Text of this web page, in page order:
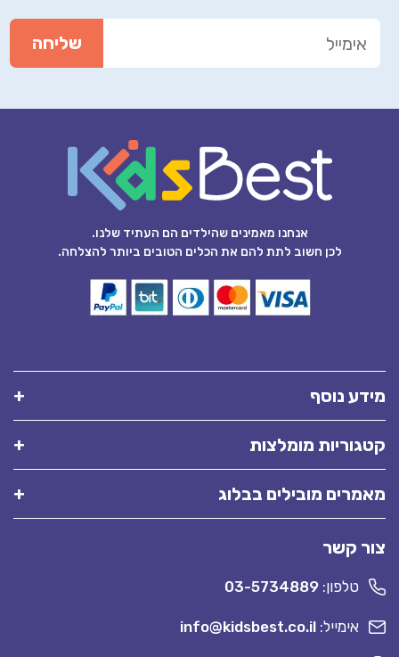
אנחנו מאמינים שהילדים הם העתיד שלנו.
לכן חשוב לתת להם את הכלים הטובים ביותר להצלחה.
מידע נוסף
קטגוריות מומלצות
מאמרים מובילים בבלוג
צור קשר
טלפון: 03-5734889
אימייל: info@kidsbest.co.il